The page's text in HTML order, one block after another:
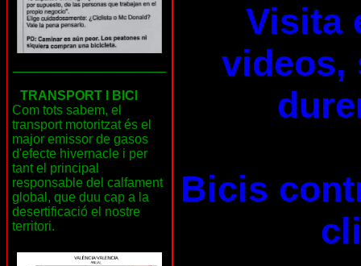
TRANSPORT I BICI
Com tots sabem, el
transport motoritzat és el
major emissor de gasos
d'efecte hivernacle i per
tant el principal
responsable del calfament
global, que duu cap a la
desertificació el nostre
territori.
Visita
videos,
Bicis